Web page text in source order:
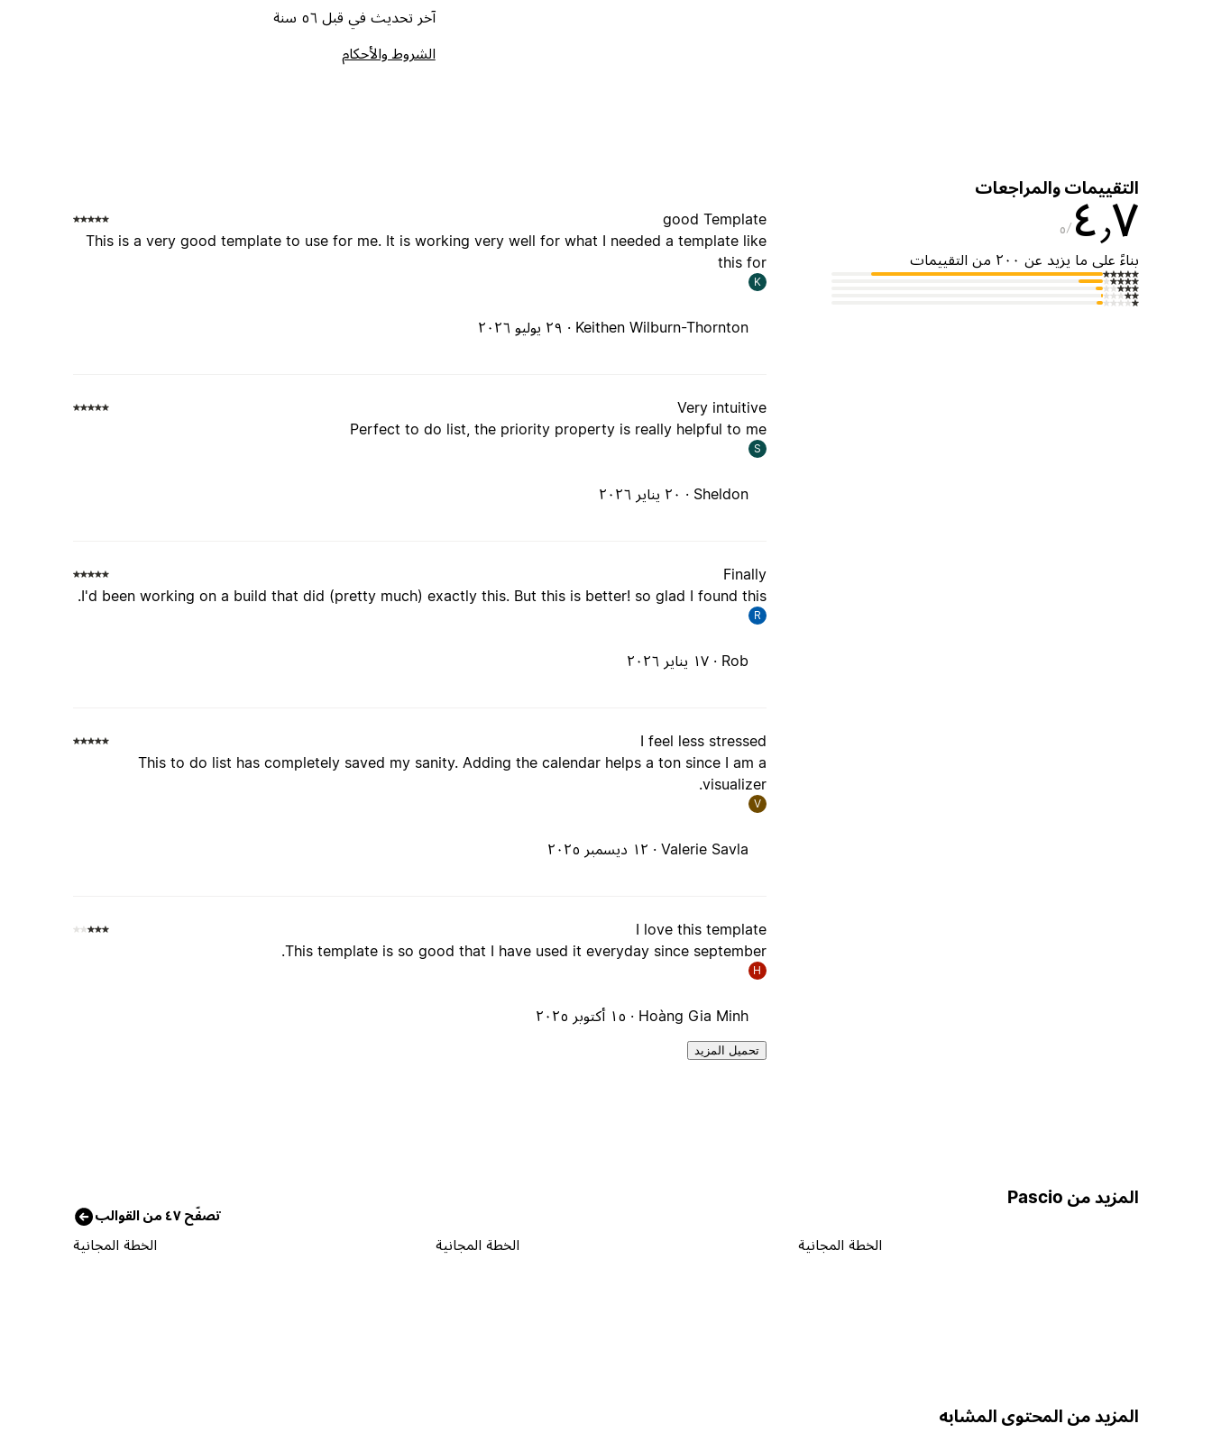
آخر تحديث في قبل ٥٦ سنة
الشروط والأحكام
التقييمات والمراجعات
٤٫٧ ٥
بناءً على ما يزيد عن ٢٠٠ من التقييمات
good Template
This is a very good template to use for me. It is working very well for what I needed a template like
this for
K
Keithen Wilburn-Thornton · ٢٩ يوليو ٢٠٢٦
Very intuitive
Perfect to do list, the priority property is really helpful to me
S
Sheldon · ٢٠ يناير ٢٠٢٦
Finally
I'd been working on a build that did (pretty much) exactly this. But this is better! so glad I found this.
R
Rob · ١٧ يناير ٢٠٢٦
I feel less stressed
This to do list has completely saved my sanity. Adding the calendar helps a ton since I am a
visualizer.
V
Valerie Savla · ١٢ ديسمبر ٢٠٢٥
I love this template
This template is so good that I have used it everyday since september.
H
Hoàng Gia Minh · ١٥ أكتوبر ٢٠٢٥
تحميل المزيد
المزيد من Pascio
تصفّح ٤٧ من القوالب
الخطة المجانية الخطة المجانية الخطة المجانية
المزيد من المحتوى المشابه